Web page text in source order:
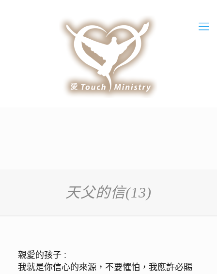
天父的信(13)
親愛的孩子 :
我就是你信心的來源，不要懼怕，我應許必賜